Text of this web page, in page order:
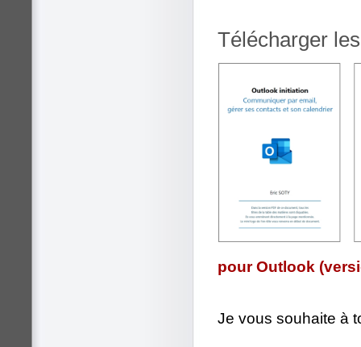
Télécharger
pour Outlook
Je vous souhaite à